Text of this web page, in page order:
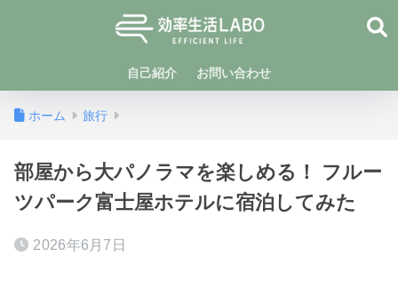
自己紹介 お問い合わせ
ホーム 旅行
部屋から大パノラマを楽しめる！ フルー
ツパーク富士屋ホテルに宿泊してみた
2026年6月7日